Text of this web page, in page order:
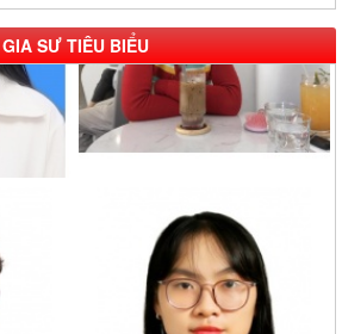
GIA SƯ TIÊU BIỂU